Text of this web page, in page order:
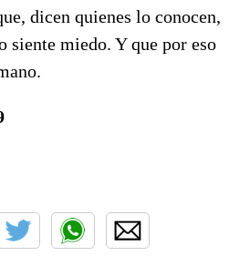
dicen quienes lo conocen,
siente miedo. Y que por eso